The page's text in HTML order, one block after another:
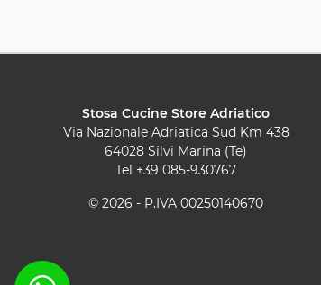
Stosa Cucine Store Adriatico
Via Nazionale Adriatica Sud Km 438
64028 Silvi Marina (Te)
Tel +39 085-930767
© 2026 - P.IVA 00250140670